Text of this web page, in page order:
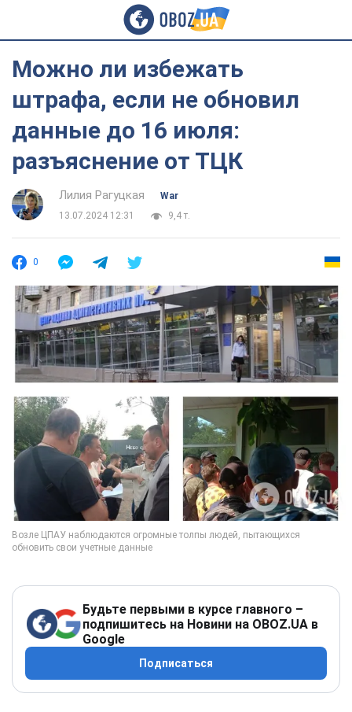
Можно ли избежать
штрафа, если не обновил
данные до 16 июля:
разъяснение от ТЦК
Лилия Рагуцкая
War
13.07.2024 12:31
9,4 т.
0
Будьте первыми в курсе главного –
подпишитесь на Новини на OBOZ.UA в
Google
Подписаться